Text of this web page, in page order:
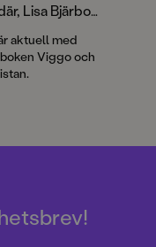
Lisa Bjärbo…
aktuell med
Viggo och